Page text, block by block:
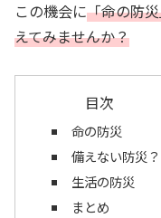
この機会に「命の防
えてみませんか？
目次
命の防災
備えない防災？
生活の防災
まとめ